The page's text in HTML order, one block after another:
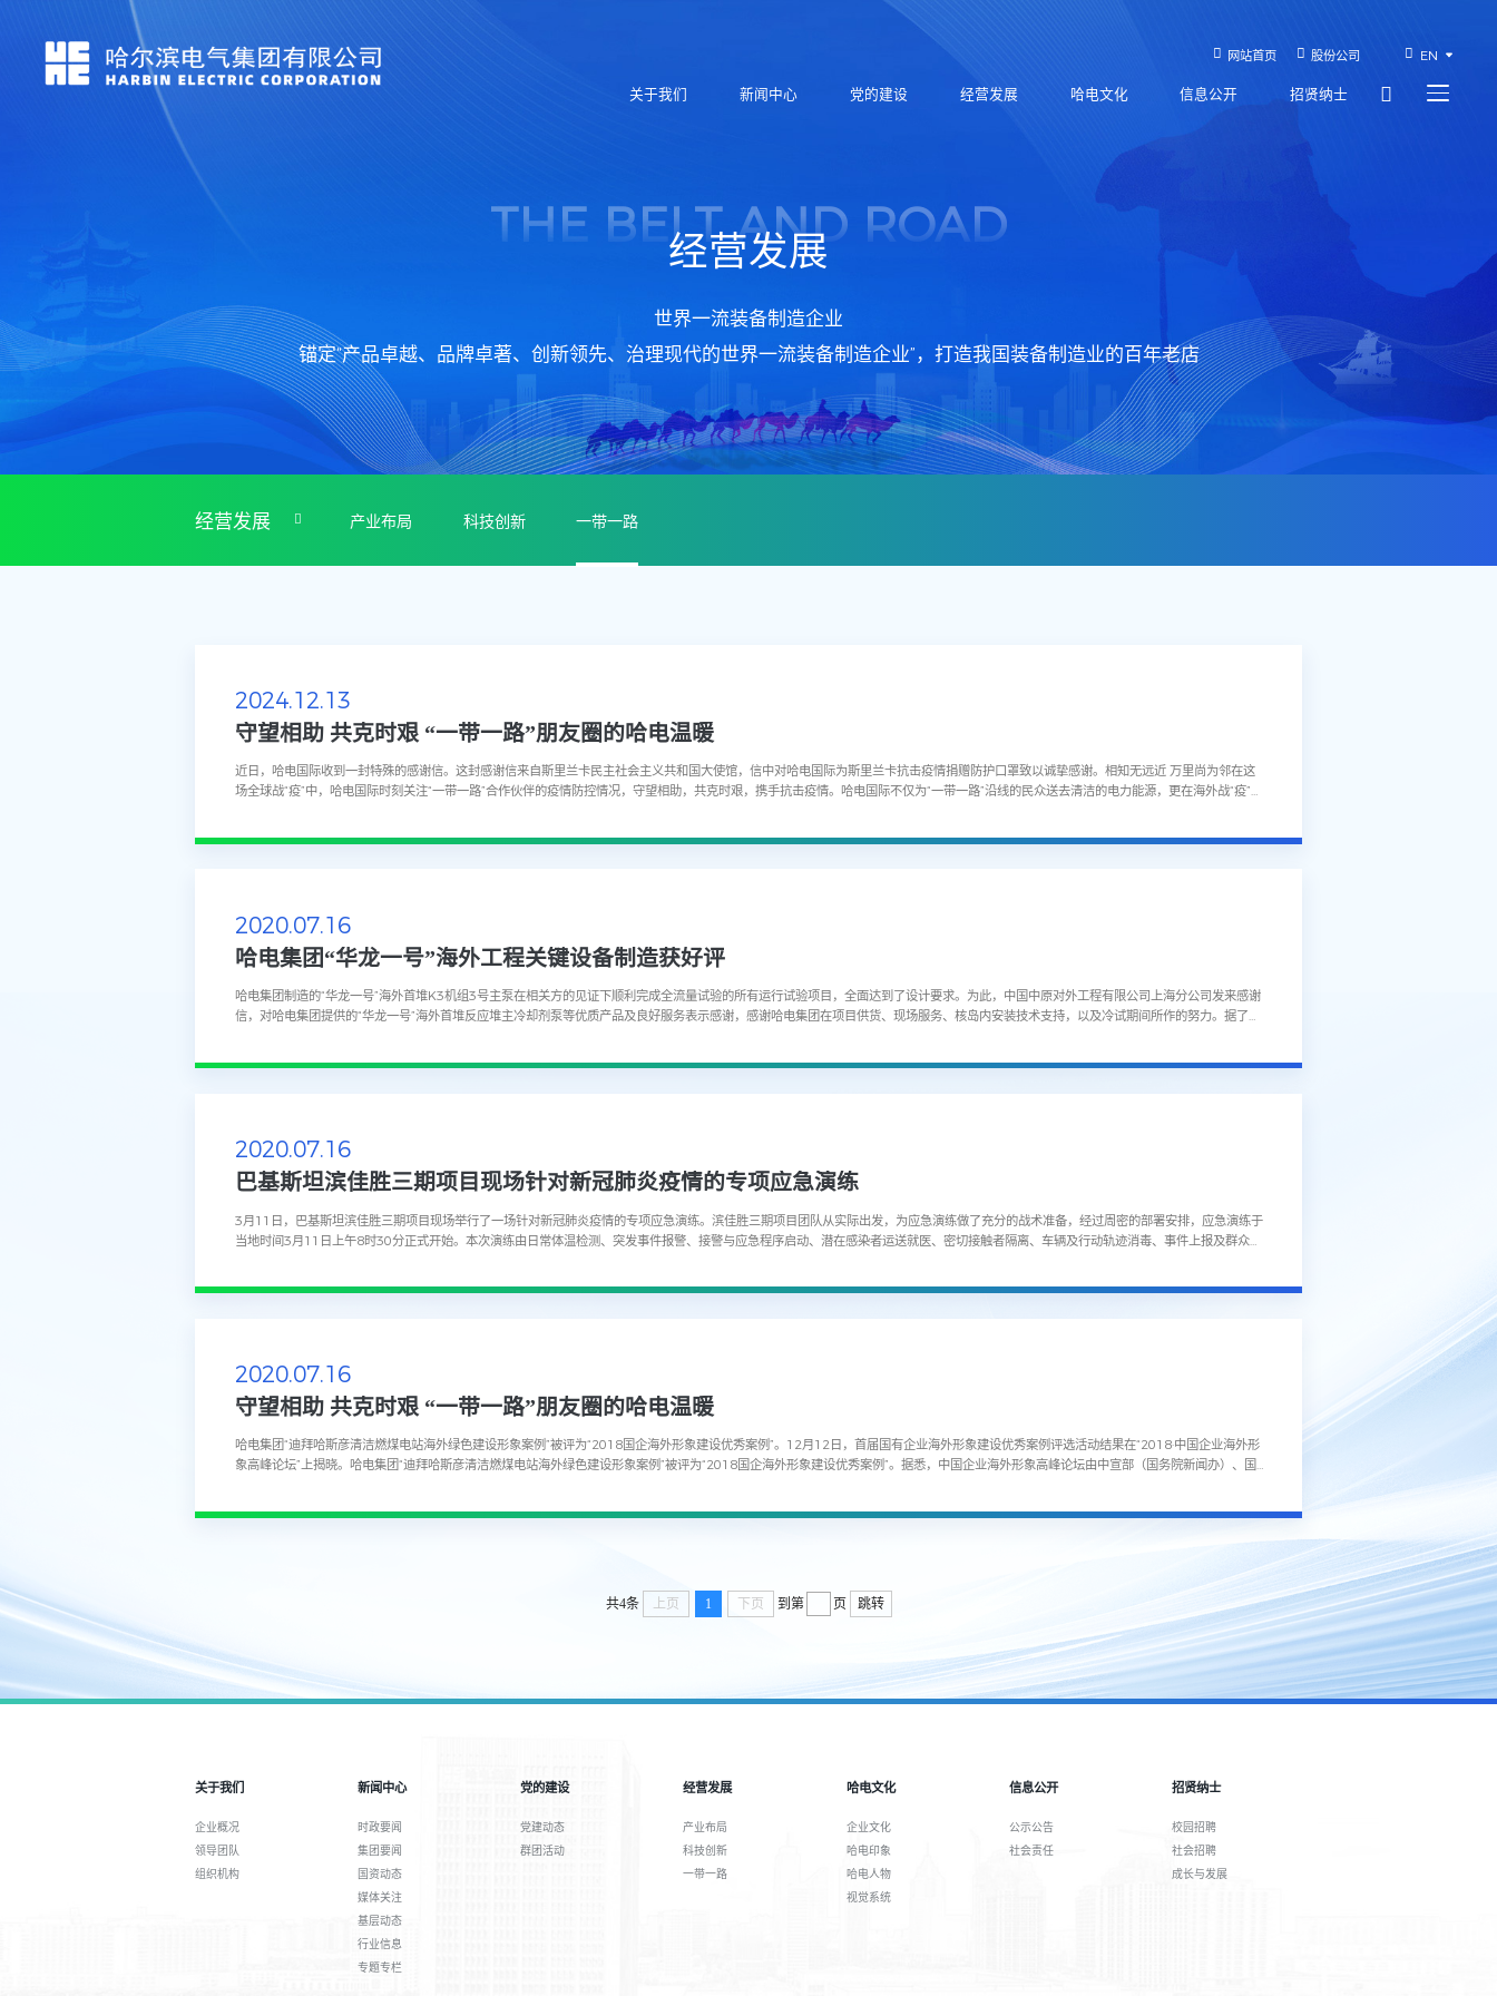
网站首页 股份公司 EN
关于我们 新闻中心 党的建设 经营发展 哈电文化 信息公开 招贤纳士
THE BELT AND ROAD
经营发展
世界一流装备制造企业
锚定“产品卓越、品牌卓著、创新领先、治理现代的世界一流装备制造企业”，打造我国装备制造业的百年老店
经营发展 产业布局 科技创新 一带一路
2024.12.13
守望相助 共克时艰 “一带一路”朋友圈的哈电温暖
近日，哈电国际收到一封特殊的感谢信。这封感谢信来自斯里兰卡民主社会主义共和国大使馆，信中对哈电国际为斯里兰卡抗击疫情捐赠防护口罩致以诚挚感谢。相知无远近 万里尚为邻在这
场全球战“疫”中，哈电国际时刻关注“一带一路”合作伙伴的疫情防控情况，守望相助，共克时艰，携手抗击疫情。哈电国际不仅为“一带一路”沿线的民众送去清洁的电力能源，更在海外战“疫”中
2020.07.16
哈电集团“华龙一号”海外工程关键设备制造获好评
哈电集团制造的“华龙一号”海外首堆K3机组3号主泵在相关方的见证下顺利完成全流量试验的所有运行试验项目，全面达到了设计要求。为此，中国中原对外工程有限公司上海分公司发来感谢
信，对哈电集团提供的“华龙一号”海外首堆反应堆主冷却剂泵等优质产品及良好服务表示感谢，感谢哈电集团在项目供货、现场服务、核岛内安装技术支持，以及冷试期间所作的努力。据了
2020.07.16
巴基斯坦滨佳胜三期项目现场针对新冠肺炎疫情的专项应急演练
3月11日，巴基斯坦滨佳胜三期项目现场举行了一场针对新冠肺炎疫情的专项应急演练。滨佳胜三期项目团队从实际出发，为应急演练做了充分的战术准备，经过周密的部署安排，应急演练于
当地时间3月11日上午8时30分正式开始。本次演练由日常体温检测、突发事件报警、接警与应急程序启动、潜在感染者运送就医、密切接触者隔离、车辆及行动轨迹消毒、事件上报及群众安
2020.07.16
守望相助 共克时艰 “一带一路”朋友圈的哈电温暖
哈电集团“迪拜哈斯彦清洁燃煤电站海外绿色建设形象案例”被评为“2018国企海外形象建设优秀案例”。12月12日，首届国有企业海外形象建设优秀案例评选活动结果在“2018·中国企业海外形
象高峰论坛”上揭晓。哈电集团“迪拜哈斯彦清洁燃煤电站海外绿色建设形象案例”被评为“2018国企海外形象建设优秀案例”。据悉，中国企业海外形象高峰论坛由中宣部（国务院新闻办）、国
共4条 上页 1 下页 到第 页 跳转
关于我们
企业概况
领导团队
组织机构
新闻中心
时政要闻
集团要闻
国资动态
媒体关注
基层动态
行业信息
专题专栏
党的建设
党建动态
群团活动
经营发展
产业布局
科技创新
一带一路
哈电文化
企业文化
哈电印象
哈电人物
视觉系统
信息公开
公示公告
社会责任
招贤纳士
校园招聘
社会招聘
成长与发展